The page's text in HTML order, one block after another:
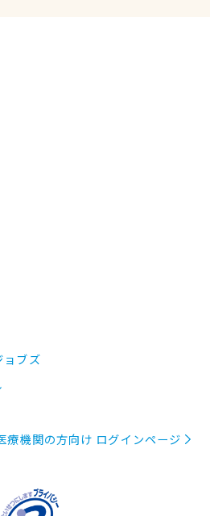
ョブズ
療機関の方向け ログインページ